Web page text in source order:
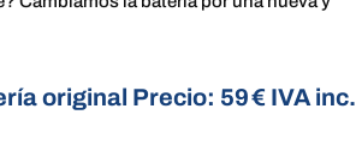
original Precio: 59 € IVA inc.